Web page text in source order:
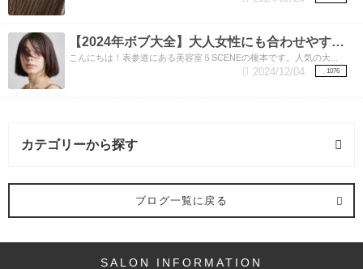
【2024年ボブ大全】大人女性にも合わせやすい流行りのボブ！
こんにちは！表参道にある美容室５SCENEの榎本です。人気の大...
1076
2024/12/04
カテゴリーから探す
ヘアスタイル (4記事)
ブログ一覧に戻る
SALON INFORMATION